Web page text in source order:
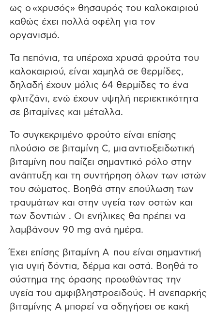
ως ο «χρυσός» θησαυρός του καλοκαιριού
καθώς έχει πολλά οφέλη για τον
οργανισμό.
Τα πεπόνια, τα υπέροχα χρυσά φρούτα του
καλοκαιριού, είναι χαμηλά σε θερμίδες,
δηλαδή έχουν μόλις 64 θερμίδες το ένα
φλιτζάνι, ενώ έχουν υψηλή περιεκτικότητα
σε βιταμίνες και μέταλλα.
Το συγκεκριμένο φρούτο είναι επίσης
πλούσιο σε βιταμίνη C, μια αντιοξειδωτική
βιταμίνη που παίζει σημαντικό ρόλο στην
ανάπτυξη και τη συντήρηση όλων των ιστών
του σώματος. Βοηθά στην επούλωση των
τραυμάτων και στην υγεία των οστών και
των δοντιών . Οι ενήλικες θα πρέπει να
λαμβάνουν 90 mg ανά ημέρα.
Έχει επίσης βιταμίνη Α που είναι σημαντική
για υγιή δόντια, δέρμα και οστά. Βοηθά το
σύστημα της όρασης προωθώντας την
υγεία του αμφιβληστροειδούς. Η ανεπαρκής
βιταμίνης Α μπορεί να οδηγήσει σε κακή